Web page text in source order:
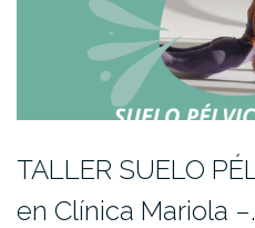
TALLER SUELO
en Clínica Mariola